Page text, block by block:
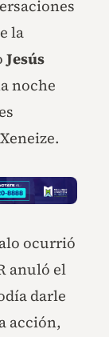
la
Jesús
noche
ocurrió
anuló el
darle
acción,